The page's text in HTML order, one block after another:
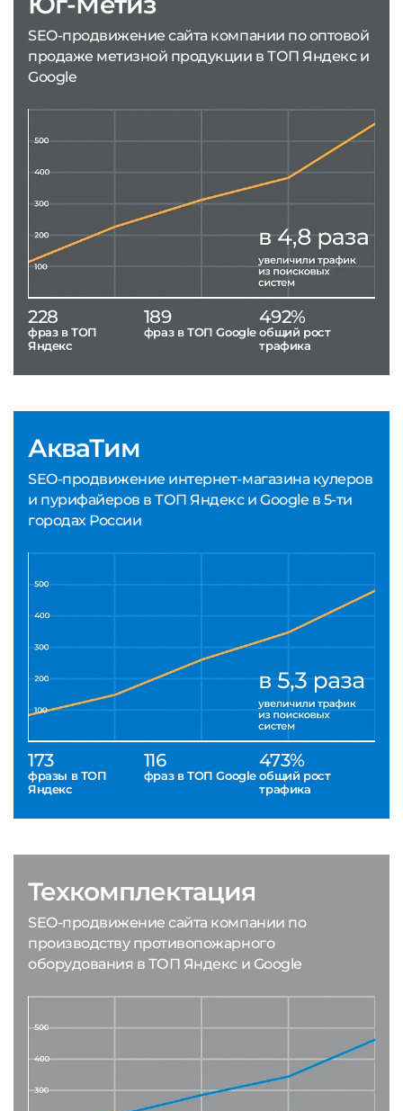
АкваТим
SEO-продвижение интернет-магазина кулеров
и пурифайеров в ТОП Яндекс и Google в 5-ти
городах России
173
фразы в ТОП
Яндекс
116
фраз в ТОП Google
473%
общий рост
трафика
SEO-продвижение сайта компании по оптовой
продаже метизной продукции в ТОП Яндекс и
Google
228
фраз в ТОП
Яндекс
189
фраз в ТОП Google
492%
общий рост
трафика
Техкомплектация
SEO-продвижение сайта компании по
производству противопожарного
оборудования в ТОП Яндекс и Google